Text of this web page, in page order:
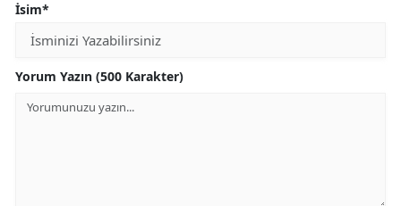
İsim*
Yorum Yazın (500 Karakter)